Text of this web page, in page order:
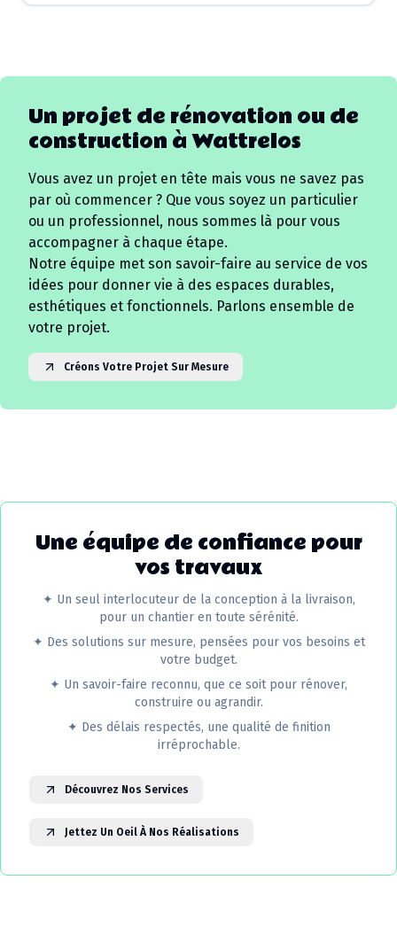
Un projet de rénovation ou de
construction àWattrelos
Vous avez un projet en tête mais vous ne savez pas
par où commencer ? Que vous soyez un particulier
ou un professionnel, nous sommes là pour vous
accompagner à chaque étape.
Notre équipe met son savoir-faire au service de vos
idées pour donner vie à des espaces durables,
esthétiques et fonctionnels. Parlons ensemble de
votre projet.
Créons Votre Projet Sur Mesure
Une équipe de confiance pour
vos travaux
✦ Un seul interlocuteur de la conception à la livraison,
pour un chantier en toute sérénité.
✦ Des solutions sur mesure, pensées pour vos besoins et
votre budget.
✦ Un savoir-faire reconnu, que ce soit pour rénover,
construire ou agrandir.
✦ Des délais respectés, une qualité de finition
irréprochable.
Découvrez Nos Services
Jettez Un Oeil À Nos Réalisations